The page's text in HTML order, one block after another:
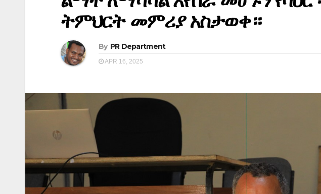
ትምህርት መምሪያ አስታወቀ።
By PR Department
APR 16, 2025